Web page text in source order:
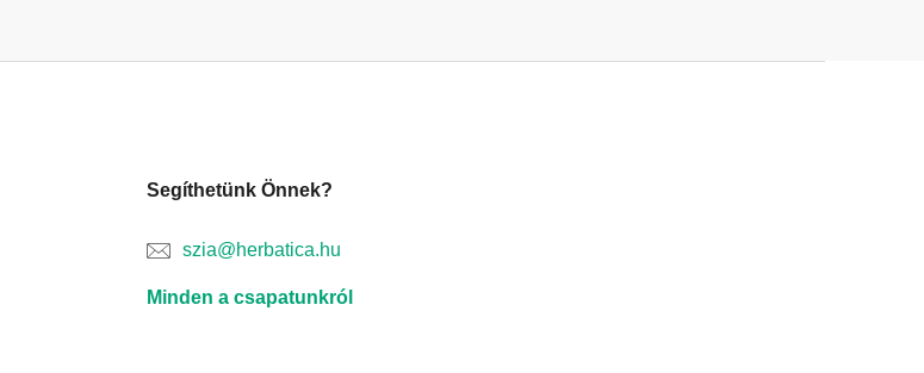
Segíthetünk Önnek?
szia@herbatica.hu
Minden a csapatunkról